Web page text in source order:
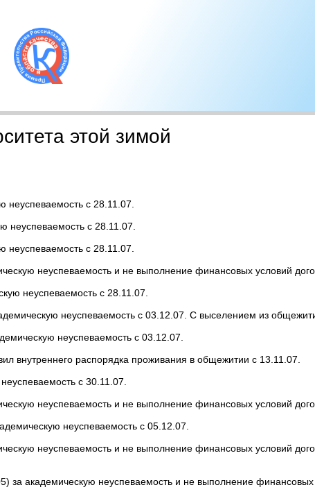
этой зимой
с 28.11.07.
с 28.11.07.
с 28.11.07.
неуспеваемость и не выполнение финансовых условий
неуспеваемость с 28.11.07.
неуспеваемость с 03.12.07. С выселением из
неуспеваемость с 03.12.07.
внутреннего распорядка проживания в общежитии с 13.11.07.
с 30.11.07.
неуспеваемость и не выполнение финансовых условий
неуспеваемость с 05.12.07.
неуспеваемость и не выполнение финансовых условий
академическую неуспеваемость и не выполнение финансовых